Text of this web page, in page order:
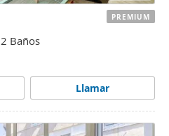
2 Baños
Llamar
PREMIUM